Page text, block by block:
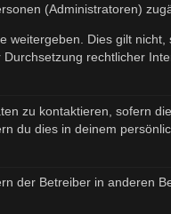
(Administratoren)
Dies gilt
rechtlicher
zu kontaktieren, sofern
du dies in deinem
der Betreiber in anderen